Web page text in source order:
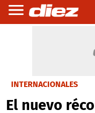
INTERNACIONALES
El nuevo